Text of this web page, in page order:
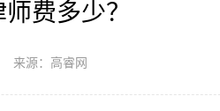
费多少？
来源：高睿网